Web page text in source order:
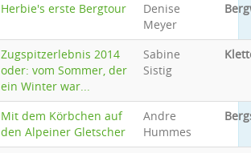
Herbie's erste Bergtour
Denise
Meyer
Zugspitzerlebnis 2014
oder: vom Sommer, der
ein Winter war...
Sabine
Sistig
Mit dem Körbchen auf
den Alpeiner Gletscher
Andre
Hummes